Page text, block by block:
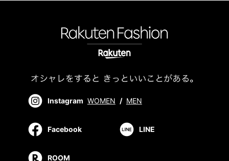
Instagram WOMEN / MEN
Facebook LINE
ROOM